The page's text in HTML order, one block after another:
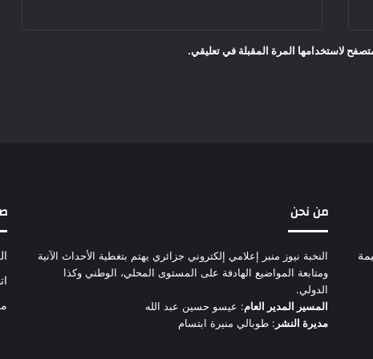
لاستخدامها المرة المقبلة في تعليقي.
من نحن
النخبة نيوز منبر إعلامي إلكتروني جزائري يهتم بتغطية الأحداث الآنية
ومتابعة المواضيع الهادفة على المستوى المحلي، الوطني وكذا
الدولي.
المسير المدير العام: عيسو حسين عبد الله
مديرة النشر : طوبالي منيرة ابتسام